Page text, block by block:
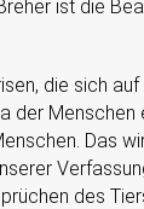
ist die
die sich
der
Das
des